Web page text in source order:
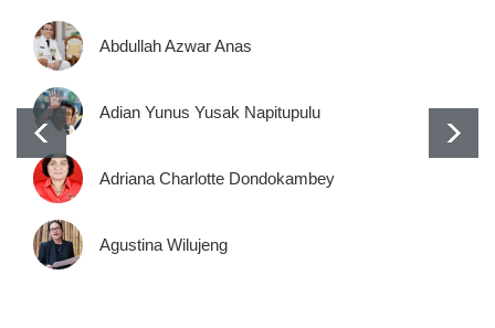
Abdullah Azwar Anas
Adian Yunus Yusak Napitupulu
Adriana Charlotte Dondokambey
Agustina Wilujeng